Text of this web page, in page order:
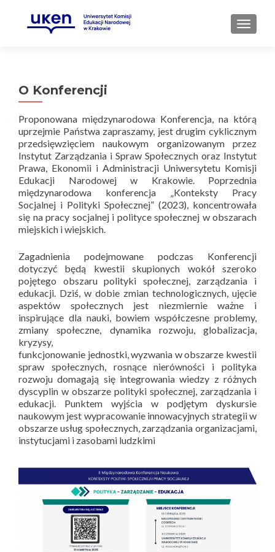
O Konferencji
Proponowana międzynarodowa Konferencja, na którą
uprzejmie Państwa zapraszamy, jest drugim cyklicznym
przedsięwzięciem naukowym organizowanym przez
Instytut Zarządzania i Spraw Społecznych oraz Instytut
Prawa, Ekonomii i Administracji Uniwersytetu Komisji
Edukacji Narodowej w Krakowie. Poprzednia
międzynarodowa konferencja „Konteksty Pracy
Socjalnej i Polityki Społecznej” (2023), koncentrowała
się na pracy socjalnej i polityce społecznej w obszarach
miejskich i wiejskich.
Zagadnienia podejmowane podczas Konferencji
dotyczyć będą kwestii skupionych wokół szeroko
pojętego obszaru polityki społecznej, zarządzania i
edukacji. Dziś, w dobie zmian technologicznych, ujęcie
aspektów społecznych jest niezmiernie ważne i
inspirujące dla nauki, bowiem współczesne problemy,
zmiany społeczne, dynamika rozwoju, globalizacja,
kryzysy,
funkcjonowanie jednostki, wyzwania w obszarze kwestii
spraw społecznych, rosnące nierówności i polityka
rozwoju domagają się integrowania wiedzy z różnych
dyscyplin w obszarze polityki społecznej, zarządzania i
edukacji. Punktem wyjścia w podjętym dyskursie
naukowym jest wypracowanie innowacyjnych strategii w
obszarze usług społecznych, zarządzania organizacjami,
instytucjami i zasobami ludzkimi